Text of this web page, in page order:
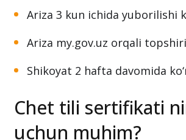
Ariza 3 kun ichida yuborilishi
Ariza my.gov.uz orqali
Shikoyat 2 hafta davomida
Chet tili sertifikati
uchun muhim?